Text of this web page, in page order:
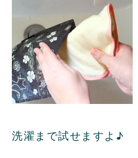
洗濯まで試せますよ♪